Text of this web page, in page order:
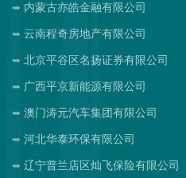
内蒙古亦皓金融有限公司
云南程奇房地产有限公司
北京平谷区名扬证券有限公司
广西平京新能源有限公司
澳门涛元汽车集团有限公司
河北华泰环保有限公司
辽宁普兰店区灿飞保险有限公司